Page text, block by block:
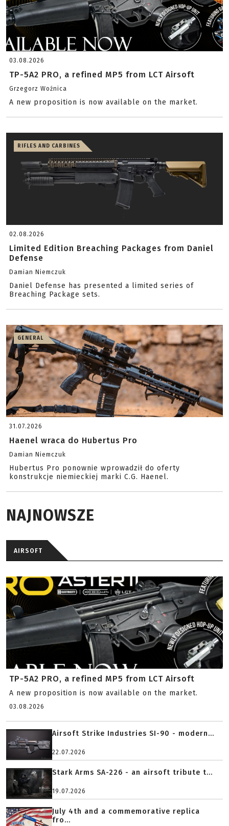
03.08.2026
TP-5A2 PRO, a refined MP5 from LCT Airsoft
Grzegorz Woźnica
A new proposition is now available on the market.
RIFLES AND CARBINES
02.08.2026
Limited Edition Breaching Packages from Daniel
Defense
Damian Niemczuk
Daniel Defense has presented a limited series of
Breaching Package sets.
GENERAL
31.07.2026
Haenel wraca do Hubertus Pro
Damian Niemczuk
Hubertus Pro ponownie wprowadził do oferty
konstrukcje niemieckiej marki C.G. Haenel.
NAJNOWSZE
AIRSOFT
TP-5A2 PRO, a refined MP5 from LCT Airsoft
A new proposition is now available on the market.
03.08.2026
Airsoft Strike Industries SI-90 - modern...
22.07.2026
Stark Arms SA-226 - an airsoft tribute t...
19.07.2026
July 4th and a commemorative replica
fro...